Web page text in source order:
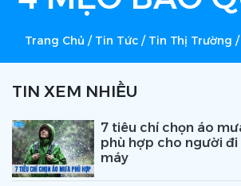
Trang Chủ / Tin Tức / Tin Thị Trường /
TIN XEM NHIỀU
7 tiêu chí chọn áo
phù hợp cho người đi
máy